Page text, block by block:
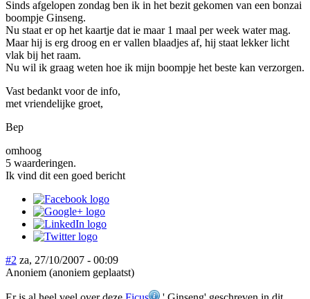
Sinds afgelopen zondag ben ik in het bezit gekomen van een bonzai
boompje Ginseng.
Nu staat er op het kaartje dat ie maar 1 maal per week water mag.
Maar hij is erg droog en er vallen blaadjes af, hij staat lekker licht
vlak bij het raam.
Nu wil ik graag weten hoe ik mijn boompje het beste kan verzorgen.
Vast bedankt voor de info,
met vriendelijke groet,
Bep
omhoog
5 waarderingen.
Ik vind dit een goed bericht
#2 za, 27/10/2007 - 00:09
Anoniem (anoniem geplaatst)